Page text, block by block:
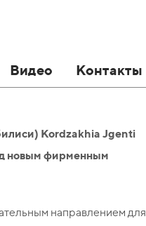
Видео Контакты
Kordzakhia Jgenti
новым фирменным
направлением для